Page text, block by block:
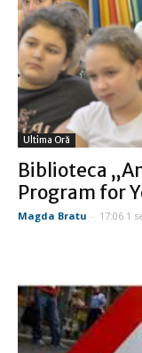
Ultima Oră
Biblioteca
Program for
Magda Bratu - 17:06 1